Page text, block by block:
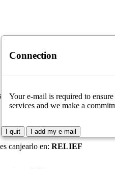
Aprende cómo comprar
canjearlo en: RELIEF
Connection
Your e-mail is required to
services and we make a
I quit I add my e-mail